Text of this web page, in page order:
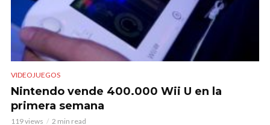
VIDEOJUEGOS
Nintendo vende 400.000 Wii U en la
primera semana
119 views 2 min read